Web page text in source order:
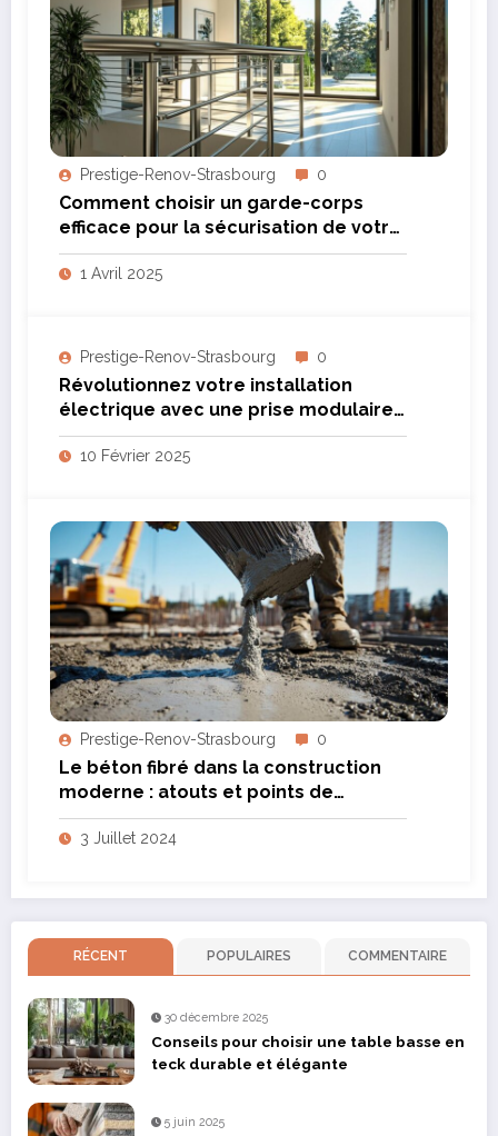
Prestige-Renov-Strasbourg 0
Comment choisir un garde-corps
efficace pour la sécurisation de votre
maison
1 Avril 2025
Prestige-Renov-Strasbourg 0
Révolutionnez votre installation
électrique avec une prise modulaire
au tableau : conformité et sécurité
garanties
10 Février 2025
Prestige-Renov-Strasbourg 0
Le béton fibré dans la construction
moderne : atouts et points de
vigilance
3 Juillet 2024
RÉCENT POPULAIRES COMMENTAIRE
30 décembre 2025
Conseils pour choisir une table basse en
teck durable et élégante
5 juin 2025